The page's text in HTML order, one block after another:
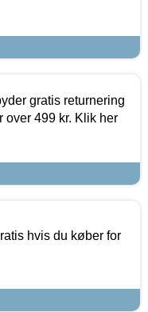
gratis returnering
over 499 kr. Klik her
hvis du køber for